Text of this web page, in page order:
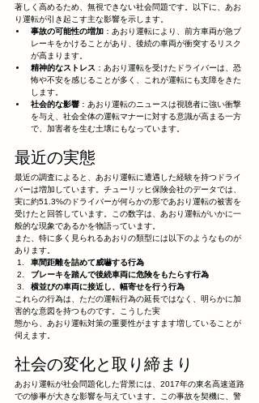
著しく高めるため、無視できない社会問題です。以下に、あお
り運転が引き起こす主な影響を示します。
事故の可能性の増加 ：あおり運転により、前方車両が急ブ
レーキをかけることがあり、後続の車両が衝突するリスク
が高まります。
精神的なストレス ：あおり運転を受けたドライバーは、恐
怖や不安を感じることが多く、これが運転にも支障をきた
します。
社会的な影響 ：あおり運転のニュースは視聴者に強い衝撃
を与え、社会全体の運転マナーに対する意識が高まる一方
で、加害者を生む土壌にもなっています。
最近の実態
最近の調査によると、あおり運転に遭遇した経験を持つドライ
バーは増加しています。チューリッヒ保険会社のデータでは、
実に約51.3%のドライバーが何らかの形であおり運転の被害を
受けたと回答しています。この数字は、あおり運転がいかに一
般的な現象であるかを物語っています。
また、特に多く見られるあおりの類型には以下のようなものが
あります。
車間距離を詰めて威嚇する行為
ブレーキを踏んで後続車両に危険をもたらす行為
横並びの車両に接近し、幅寄せを行う行為
これらの行為は、ただの運転行為の延長ではなく、明らかに加
害的な意図を持つものです。こうした実
態から、あおり運転対策の重要性がますます増していることが
伺えます。
社会の変化と取り締まり
あおり運転が社会問題化した背景には、2017年の東名高速道路
での惨事が大きな影響を与えています。この事故を契機に、警